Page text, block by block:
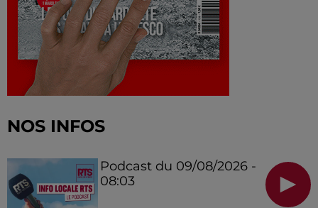
NOS INFOS
Podcast du 09/08/2026 -
08:03